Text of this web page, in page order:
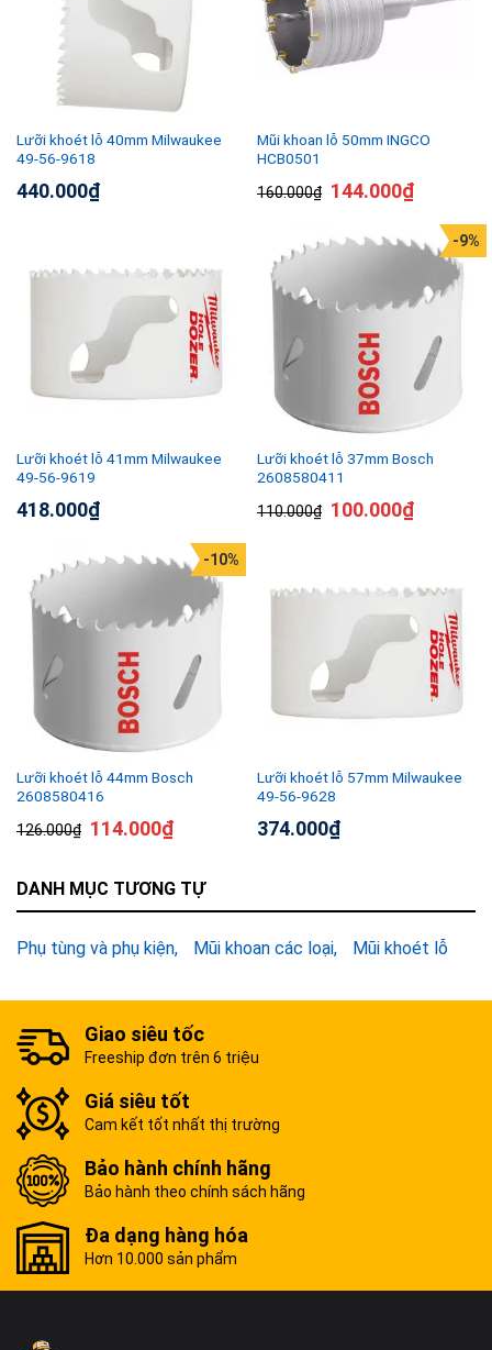
Lưỡi khoét lỗ 40mm Milwaukee
49-56-9618
440.000₫
Mũi khoan lỗ 50mm INGCO
HCB0501
160.000₫ 144.000₫
Lưỡi khoét lỗ 41mm Milwaukee
49-56-9619
418.000₫
Lưỡi khoét lỗ 37mm Bosch
2608580411
110.000₫
-9%
100.000₫
Lưỡi khoét lỗ 44mm Bosch
2608580416
126.000₫
-10%
114.000₫
Lưỡi khoét lỗ 57mm Milwaukee
49-56-9628
374.000₫
DANH MỤC TƯƠNG TỰ
Phụ tùng và phụ kiện Mũi khoan các loại Mũi khoét lỗ
Giao siêu tốc
Freeship đơn trên 6 triệu
Giá siêu tốt
Cam kết tốt nhất thị trường
Bảo hành chính hãng
Bảo hành theo chính sách hãng
Đa dạng hàng hóa
Hơn 10.000 sản phẩm